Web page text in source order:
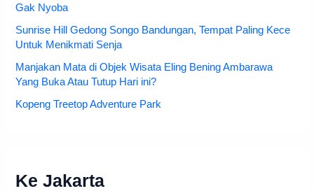
Gak Nyoba
Sunrise Hill Gedong Songo Bandungan, Tempat Paling Kece
Untuk Menikmati Senja
Manjakan Mata di Objek Wisata Eling Bening Ambarawa
Yang Buka Atau Tutup Hari ini?
Kopeng Treetop Adventure Park
Ke Jakarta